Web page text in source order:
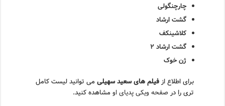
چارچنگولی
گشت ارشاد
کلاشینکف
گشت ارشاد ۲
ژن خوک
برای اطلاع ازفیلم های سعید سهیلی می توانید لیست کامل
تری را درصفحه ویکی پدیای او مشاهده کنید.